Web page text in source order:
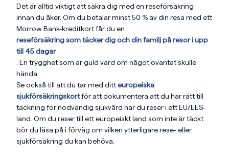
Det är alltid viktigt att säkra dig med en reseförsäkring
innan du åker. Om du betalar minst 50 % av din resa med ett
Morrow Bank-kreditkort får du en
reseförsäkring som täcker dig och din familj på resor i upp
till 45 dagar
. En trygghet som är guld värd om något oväntat skulle
hända.
Se också till att du tar med ditteuropeiska
sjukförsäkringskortför att dokumentera att du har rätt till
täckning för nödvändig sjukvård när du reser i ett EU/EES-
land. Om du reser till ett europeiskt land som inte är täckt
bör du läsa på i förväg om vilken ytterligare rese- eller
sjukförsäkring du kan behöva.